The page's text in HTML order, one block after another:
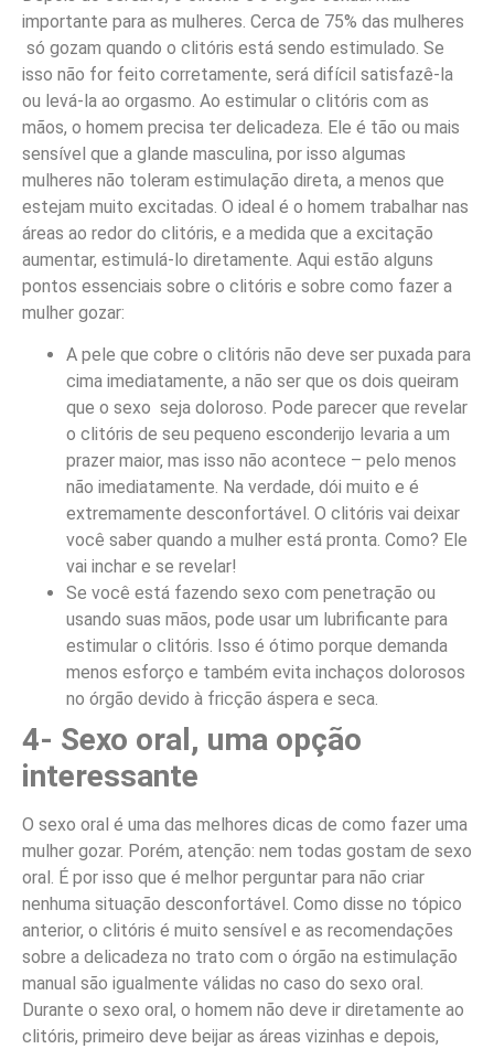
importante para as mulheres. Cerca de 75% das mulheres
só gozam quando o clitóris está sendo estimulado. Se
isso não for feito corretamente, será difícil satisfazê-la
ou levá-la ao orgasmo. Ao estimular o clitóris com as
mãos, o homem precisa ter delicadeza. Ele é tão ou mais
sensível que a glande masculina, por isso algumas
mulheres não toleram estimulação direta, a menos que
estejam muito excitadas. O ideal é o homem trabalhar nas
áreas ao redor do clitóris, e a medida que a excitação
aumentar, estimulá-lo diretamente. Aqui estão alguns
pontos essenciais sobre o clitóris e sobre como fazer a
mulher gozar:
A pele que cobre o clitóris não deve ser puxada para
cima imediatamente, a não ser que os dois queiram
que o sexo seja doloroso. Pode parecer que revelar
o clitóris de seu pequeno esconderijo levaria a um
prazer maior, mas isso não acontece – pelo menos
não imediatamente. Na verdade, dói muito e é
extremamente desconfortável. O clitóris vai deixar
você saber quando a mulher está pronta. Como? Ele
vai inchar e se revelar!
Se você está fazendo sexo com penetração ou
usando suas mãos, pode usar um lubrificante para
estimular o clitóris. Isso é ótimo porque demanda
menos esforço e também evita inchaços dolorosos
no órgão devido à fricção áspera e seca.
4- Sexo oral, uma opção
interessante
O sexo oral é uma das melhores dicas de como fazer uma
mulher gozar. Porém, atenção: nem todas gostam de sexo
oral. É por isso que é melhor perguntar para não criar
nenhuma situação desconfortável. Como disse no tópico
anterior, o clitóris é muito sensível e as recomendações
sobre a delicadeza no trato com o órgão na estimulação
manual são igualmente válidas no caso do sexo oral.
Durante o sexo oral, o homem não deve ir diretamente ao
clitóris, primeiro deve beijar as áreas vizinhas e depois,